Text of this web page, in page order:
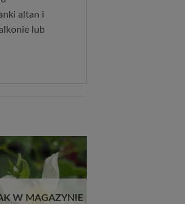
altan i
lub
Dodaj
do
życzeń
W MAGAZYNIE